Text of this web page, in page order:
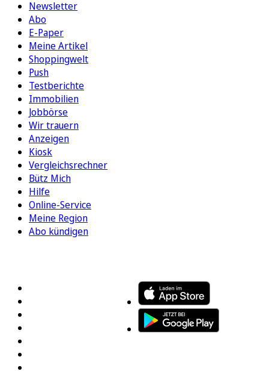
Newsletter
Abo
E-Paper
Meine Artikel
Shoppingwelt
Push
Testberichte
Immobilien
Jobbörse
Wir trauern
Anzeigen
Kiosk
Vergleichsrechner
Bütz Mich
Hilfe
Online-Service
Meine Region
Abo kündigen